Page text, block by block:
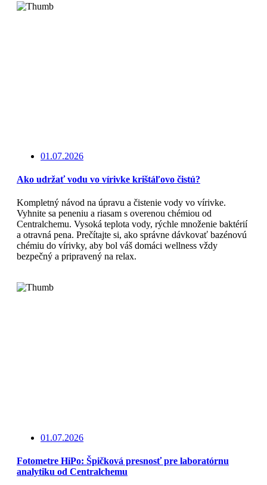
01.07.2026
Ako udržať vodu vo vírivke krištáľovo čistú?
Kompletný návod na úpravu a čistenie vody vo vírivke.
Vyhnite sa peneniu a riasam s overenou chémiou od
Centralchemu. Vysoká teplota vody, rýchle množenie baktérií
a otravná pena. Prečítajte si, ako správne dávkovať bazénovú
chémiu do vírivky, aby bol váš domáci wellness vždy
bezpečný a pripravený na relax.
01.07.2026
Fotometre HiPo: Špičková presnosť pre laboratórnu
analytiku od Centralchemu